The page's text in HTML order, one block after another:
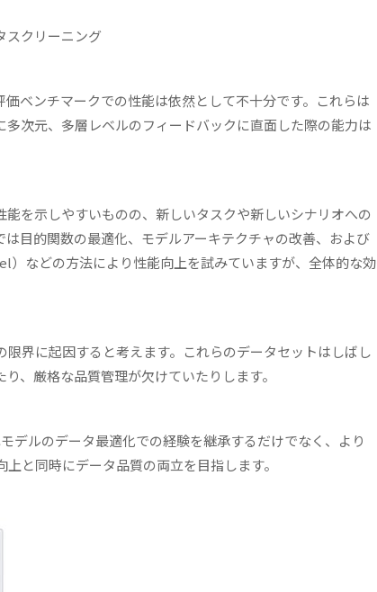
スクリーニング
ベンチマークでの性能は依然として不十分です。これらは
次元、多層レベルのフィードバックに直面した際の能力は
を示しやすいものの、新しいタスクや新しいシナリオへの
目的関数の最適化、モデルアーキテクチャの改善、および
などの方法により性能向上を試みていますが、全体的な効
界に起因すると考えます。これらのデータセットはしばし
、厳格な品質管理が欠けていたりします。
デルのデータ最適化での経験を継承するだけでなく、より
と同時にデータ品質の両立を目指します。